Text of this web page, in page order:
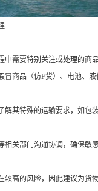
中需要特别关注或处理的商
商品（仿F货）、电池、液
解其特殊的运输要求，如包
关部门沟通协调，确保敏
较高的风险，因此建议为货